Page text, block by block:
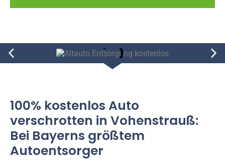
100% kostenlos Auto
verschrotten in Vohenstrauß:
Bei Bayerns größtem
Autoentsorger